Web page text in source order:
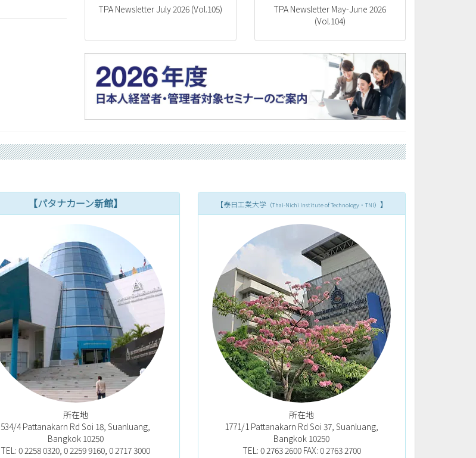
TPA Newsletter July 2026 (Vol.105)
TPA Newsletter May-June 2026
(Vol.104)
【パタナカーン新館】
所在地
534/4 Pattanakarn Rd Soi 18, Suanluang,
Bangkok 10250
TEL: 0 2258 0320, 0 2259 9160, 0 2717 3000
【泰日工業大学（Thai-Nichi Institute of Technology・TNI） 】
所在地
1771/1 Pattanakarn Rd Soi 37, Suanluang,
Bangkok 10250
TEL: 0 2763 2600 FAX: 0 2763 2700